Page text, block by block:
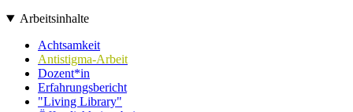
Arbeitsinhalte
Achtsamkeit
Antistigma-Arbeit
Dozent*in
Erfahrungsbericht
"Living Library"